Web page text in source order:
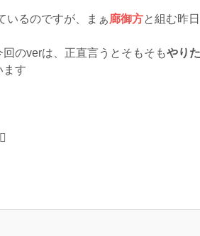
いるのですが、まぁ廊御方と組む昨
のverは、正直言うとそもそもやり
ます